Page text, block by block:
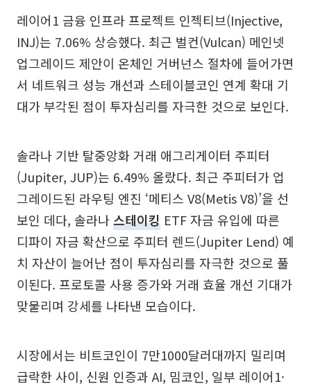
레이어1 금융 인프라 프로젝트 인젝티브(Injective,
INJ)는 7.06% 상승했다. 최근 벌컨(Vulcan) 메인넷
업그레이드 제안이 온체인 거버넌스 절차에 들어가면
서 네트워크 성능 개선과 스테이블코인 연계 확대 기
대가 부각된 점이 투자심리를 자극한 것으로 보인다.
솔라나 기반 탈중앙화 거래 애그리게이터 주피터
(Jupiter, JUP)는 6.49% 올랐다. 최근 주피터가 업
그레이드된 라우팅 엔진 ‘메티스 V8(Metis V8)’을 선
보인 데다, 솔라나스테이킹 ETF 자금 유입에 따른
디파이 자금 확산으로 주피터 렌드(Jupiter Lend) 예
치 자산이 늘어난 점이 투자심리를 자극한 것으로 풀
이된다. 프로토콜 사용 증가와 거래 효율 개선 기대가
맞물리며 강세를 나타낸 모습이다.
시장에서는 비트코인이 7만1000달러대까지 밀리며
급락한 사이, 신원 인증과 AI, 밈코인, 일부 레이어1·